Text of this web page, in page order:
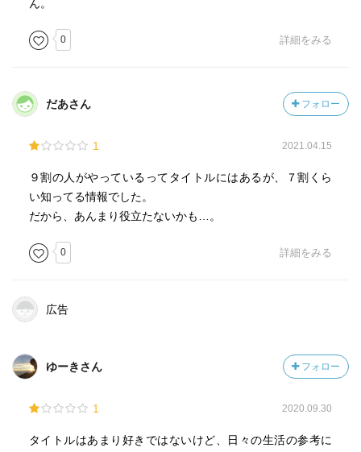
ん。
0 詳細をみる
だあさん フォロー
1 2021.04.15
９割の人がやっているってタイトルにはあるが、７割くら
い知ってる情報でした。
だから、あんまり役立たないかも…。
0 詳細をみる
広告
ゆーきさん フォロー
1 2020.09.30
タイトルはあまり好きではないけど、日々の生活の参考に